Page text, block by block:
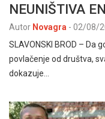
NEUNIŠTIVA
Autor Novagra - 02/08/
SLAVONSKI BROD – Da
povlačenje od društva,
dokazuje…